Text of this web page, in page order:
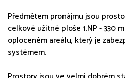
Předmětem pronájmu jsou
celkové užitné ploše 1.NP - 330
oploceném areálu, který je
systémem.